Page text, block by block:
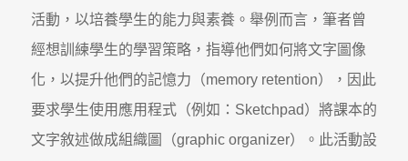
活動，以培養學生的能力與素養。舉例而言，筆者曾
經想訓練學生的學習策略，指導他們如何將文字圖像
化，以提升他們的記憶力（memory retention），因此
要求學生使用應用程式（例如：Sketchpad）將課本的
文字敘述做成組織圖（graphic organizer）。此活動設